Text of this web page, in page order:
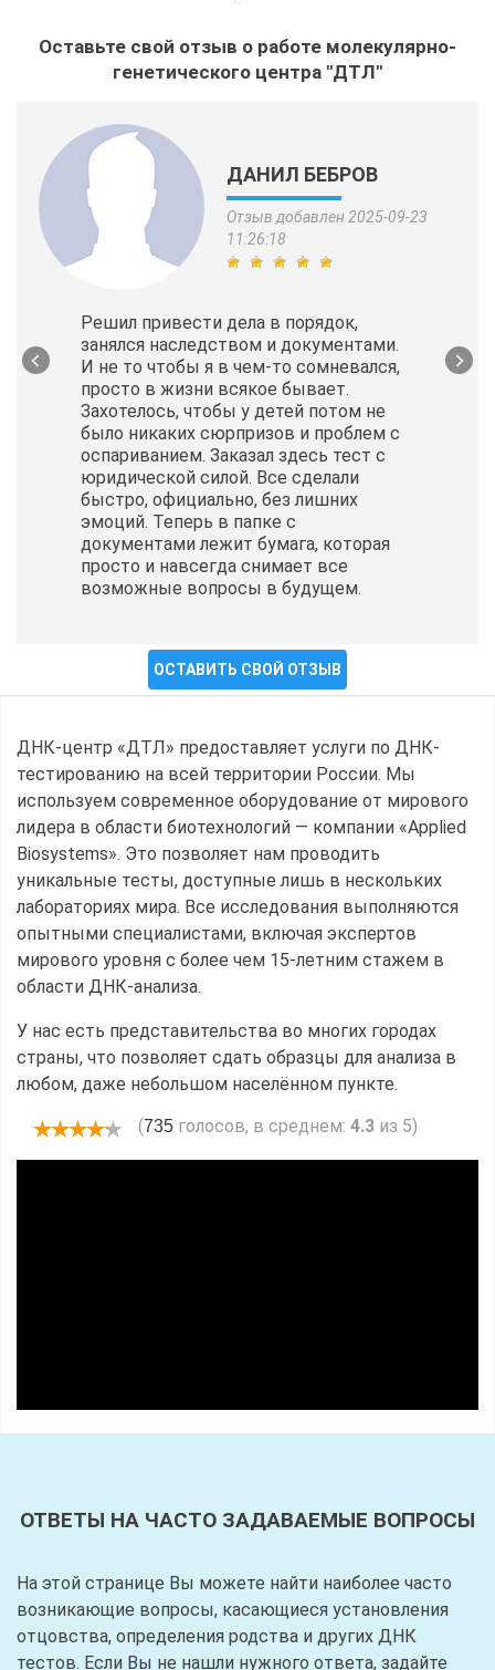
Оставьте свой отзыв о работе молекулярно-
генетического центра "ДТЛ"
ДАНИЛ БЕБРОВ
Отзыв добавлен 2025-09-23
11:26:18
Решил привести дела в порядок,
занялся наследством и документами.
И не то чтобы я в чем-то сомневался,
просто в жизни всякое бывает.
Захотелось, чтобы у детей потом не
было никаких сюрпризов и проблем с
оспариванием. Заказал здесь тест с
юридической силой. Все сделали
быстро, официально, без лишних
эмоций. Теперь в папке с
документами лежит бумага, которая
просто и навсегда снимает все
возможные вопросы в будущем.
ОСТАВИТЬ СВОЙ ОТЗЫВ
ДНК-центр «ДТЛ» предоставляет услуги по ДНК-
тестированию на всей территории России. Мы
используем современное оборудование от мирового
лидера в области биотехнологий — компании «Applied
Biosystems». Это позволяет нам проводить
уникальные тесты, доступные лишь в нескольких
лабораториях мира. Все исследования выполняются
опытными специалистами, включая экспертов
мирового уровня с более чем 15-летним стажем в
области ДНК-анализа.
У нас есть представительства во многих городах
страны, что позволяет сдать образцы для анализа в
любом, даже небольшом населённом пункте.
(735 голосов, в среднем: 4.3 из 5)
ОТВЕТЫ НА ЧАСТО ЗАДАВАЕМЫЕ ВОПРОСЫ
На этой странице Вы можете найти наиболее часто
возникающие вопросы, касающиеся установления
отцовства, определения родства и других ДНК
тестов. Если Вы не нашли нужного ответа, задайте